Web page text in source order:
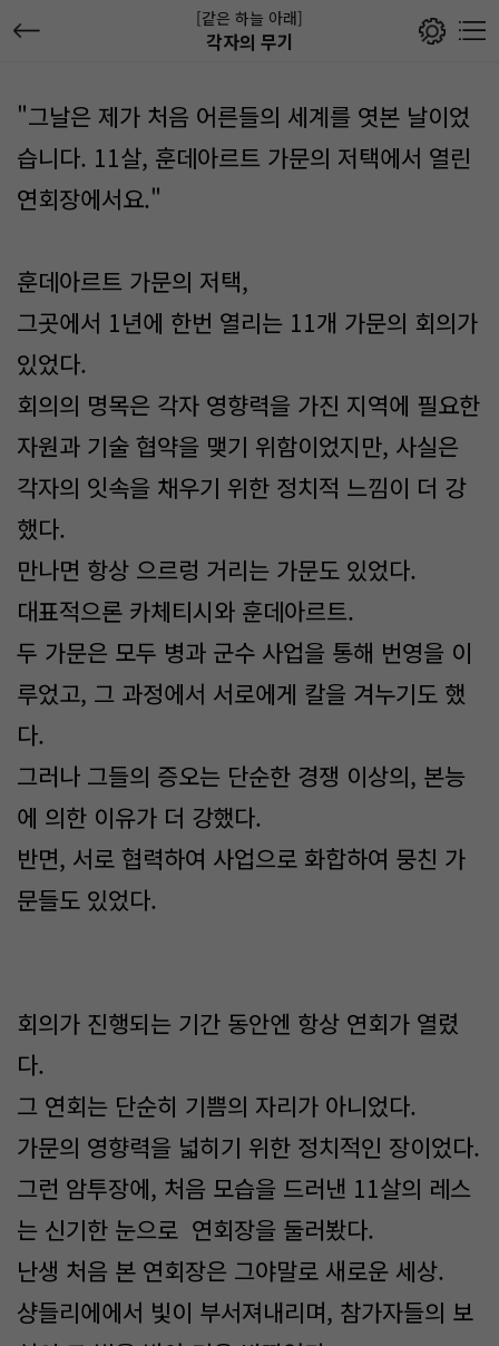
[같은 하늘 아래]
각자의 무기
"그날은 제가 처음 어른들의 세계를 엿본 날이었
습니다. 11살, 훈데아르트 가문의 저택에서 열린
연회장에서요."
훈데아르트 가문의 저택,
그곳에서 1년에 한번 열리는 11개 가문의 회의가
있었다.
회의의 명목은 각자 영향력을 가진 지역에 필요한
자원과 기술 협약을 맺기 위함이었지만, 사실은
각자의 잇속을 채우기 위한 정치적 느낌이 더 강
했다.
만나면 항상 으르렁 거리는 가문도 있었다.
대표적으론 카체티시와 훈데아르트.
두 가문은 모두 병과 군수 사업을 통해 번영을 이
루었고, 그 과정에서 서로에게 칼을 겨누기도 했
다.
그러나 그들의 증오는 단순한 경쟁 이상의, 본능
에 의한 이유가 더 강했다.
반면, 서로 협력하여 사업으로 화합하여 뭉친 가
문들도 있었다.
회의가 진행되는 기간 동안엔 항상 연회가 열렸
다.
그 연회는 단순히 기쁨의 자리가 아니었다.
가문의 영향력을 넓히기 위한 정치적인 장이었다.
그런 암투장에, 처음 모습을 드러낸 11살의 레스
는 신기한 눈으로 연회장을 둘러봤다.
난생 처음 본 연회장은 그야말로 새로운 세상.
샹들리에에서 빛이 부서져내리며, 참가자들의 보